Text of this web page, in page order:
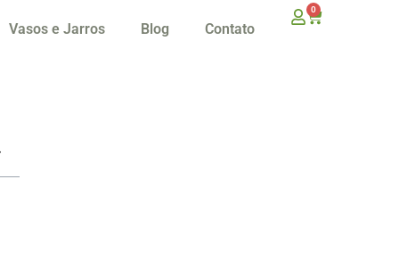
Vasos e Jarros Blog Contato
0